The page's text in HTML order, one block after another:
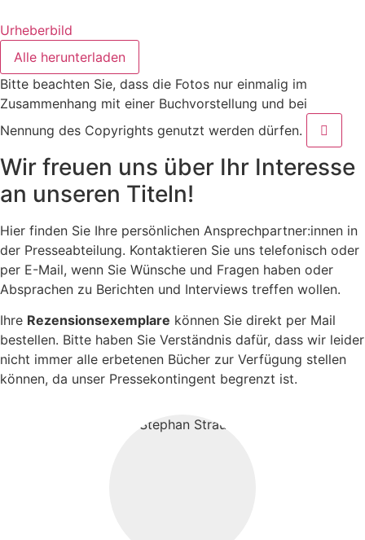
Urheberbild
Alle herunterladen
Bitte beachten Sie, dass die Fotos nur einmalig im
Zusammenhang mit einer Buchvorstellung und bei
Nennung des Copyrights genutzt werden dürfen.
Wir freuen uns über Ihr Interesse
an unseren Titeln!
Hier finden Sie Ihre persönlichen Ansprechpartner:innen in
der Presseabteilung. Kontaktieren Sie uns telefonisch oder
per E-Mail, wenn Sie Wünsche und Fragen haben oder
Absprachen zu Berichten und Interviews treffen wollen.
Ihre Rezensionsexemplare können Sie direkt per Mail
bestellen. Bitte haben Sie Verständnis dafür, dass wir leider
nicht immer alle erbetenen Bücher zur Verfügung stellen
können, da unser Pressekontingent begrenzt ist.